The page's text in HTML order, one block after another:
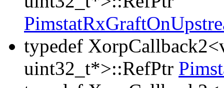
typedef
uint32_t*>::RefPtr